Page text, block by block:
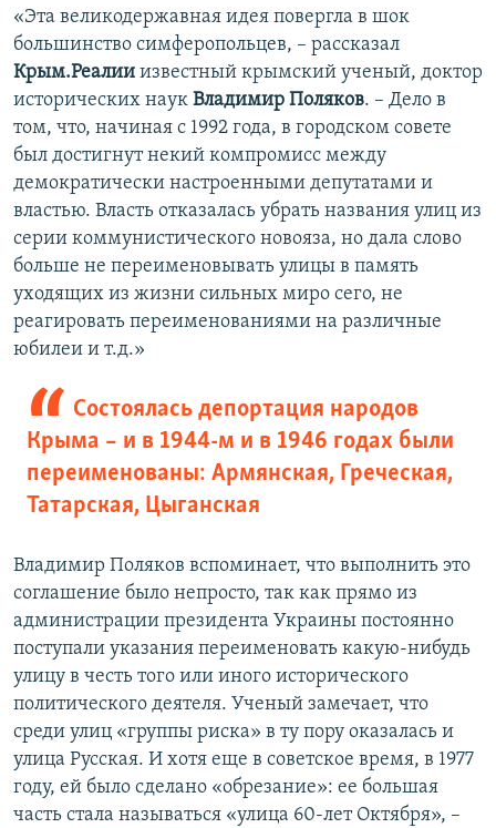
«Эта великодержавная идея повергла в шок
большинство симферопольцев, – рассказал
Крым.Реалии известный крымский ученый, доктор
исторических наук Владимир Поляков. – Дело в
том, что, начиная с 1992 года, в городском совете
был достигнут некий компромисс между
демократически настроенными депутатами и
властью. Власть отказалась убрать названия улиц из
серии коммунистического новояза, но дала слово
больше не переименовывать улицы в память
уходящих из жизни сильных миро сего, не
реагировать переименованиями на различные
юбилеи и т.д.»
Состоялась депортация народов
Крыма – и в 1944-м и в 1946 годах были
переименованы: Армянская, Греческая,
Татарская, Цыганская
Владимир Поляков вспоминает, что выполнить это
соглашение было непросто, так как прямо из
администрации президента Украины постоянно
поступали указания переименовать какую-нибудь
улицу в честь того или иного исторического
политического деятеля. Ученый замечает, что
среди улиц «группы риска» в ту пору оказалась и
улица Русская. И хотя еще в советское время, в 1977
году, ей было сделано «обрезание»: ее большая
часть стала называться «улица 60-лет Октября», –